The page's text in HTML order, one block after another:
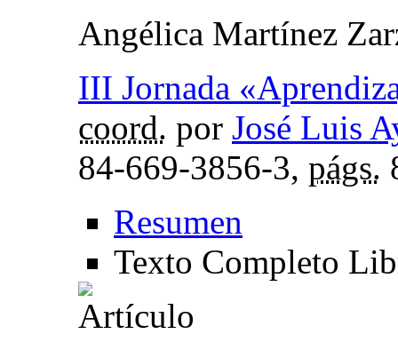
Angélica Martínez
III Jornada
coord. por José Luis
84-669-3856-3, págs.
Resumen
Texto Completo